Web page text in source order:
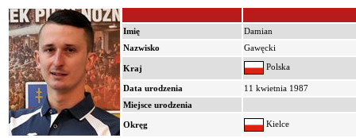
Imię
Damian
Nazwisko
Gawęcki
Kraj Polska
Data urodzenia
11 kwietnia 1987
Miejsce urodzenia
Okręg Kielce